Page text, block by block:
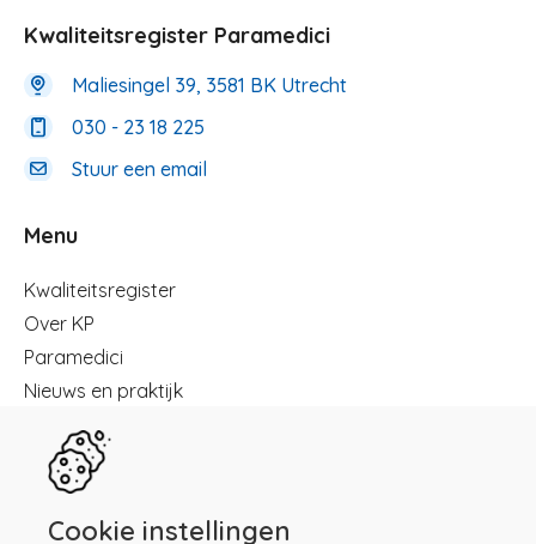
Cookie instellingen
Kwaliteitsregister Paramedici
Maliesingel 39, 3581 BK Utrecht
030 - 23 18 225
Stuur een email
Menu
Menu
Kwaliteitsregister
Over KP
Paramedici
Nieuws en praktijk
Kennisbibliotheek
Herregistratie
Contact